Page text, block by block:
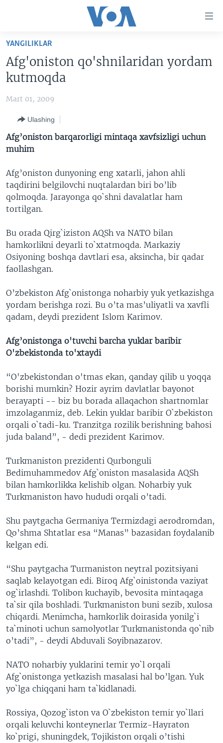
Boshiga
qayting
Qidiruvga
o'ting
AMERIKA
VATANDOSHLAR
MULTIMEDIA
XALQARO HAYOT
VASHINGTON CHOYXONASI
MOBIL-SALOM!
VIDEO
XABARLAR SURATLARDA
FACEBOOK
YOUTUBE
INSTAGRAM
ODNOKLASSNIKI
TELEGRAM
TWITTER
INGLIZ TILI DARSLARI
EDITORIAL
YANGILIKLAR
Afg'oniston qo'shnilaridan yordam
kutmoqda
Mart 01, 2009
Ulashing
Afg’oniston barqarorligi mintaqa xavfsizligi uchun
muhim
Afg’oniston dunyoning eng xatarli, jahon ahli
taqdirini belgilovchi nuqtalardan biri bo’lib
qolmoqda. Jarayonga qo`shni davalatlar ham
tortilgan.
Bu orada Qirg`iziston AQSh va NATO bilan
hamkorlikni deyarli to`xtatmoqda. Markaziy
Osiyoning boshqa davtlari esa, aksincha, bir qadar
faollashgan.
O’zbekiston Afg`onistonga noharbiy yuk yetkazishga
yordam berishga rozi. Bu o’ta mas’uliyatli va xavfli
qadam, deydi prezident Islom Karimov.
Afg’onistonga o'tuvchi barcha yuklar baribir
O'zbekistonda to'xtaydi
“O'zbekistondan o'tmas ekan, qanday qilib u yoqqa
borishi mumkin? Hozir ayrim davlatlar bayonot
berayapti -- biz bu borada allaqachon shartnomlar
imzolaganmiz, deb. Lekin yuklar baribir O`zbekiston
orqali o`tadi-ku. Tranzitga rozilik berishning bahosi
juda baland”, - dedi prezident Karimov.
Turkmaniston prezidenti Qurbonguli
Bedimuhammedov Afg`oniston masalasida AQSh
bilan hamkorlikka kelishib olgan. Noharbiy yuk
Turkmaniston havo hududi orqali o’tadi.
Shu paytgacha Germaniya Termizdagi aerodromdan,
Qo’shma Shtatlar esa “Manas” bazasidan foydalanib
kelgan edi.
“Shu paytgacha Turmaniston neytral pozitsiyani
saqlab kelayotgan edi. Biroq Afg`oinistonda vaziyat
og`irlashdi. Tolibon kuchayib, bevosita mintaqaga
ta`sir qila boshladi. Turkmaniston buni sezib, xulosa
chiqardi. Menimcha, hamkorlik doirasida yonilg`i
ta`minoti uchun samolyotlar Turkmanistonda qo`nib
o’tadi”, - deydi Abduvali Soyibnazarov.
NATO noharbiy yuklarini temir yo`l orqali
Afg`onistonga yetkazish masalasi hal bo’lgan. Yuk
yo`lga chiqqani ham ta`kidlanadi.
Rossiya, Qozog`iston va O`zbekiston temir yo`llari
orqali keluvchi konteynerlar Termiz-Hayraton
ko`prigi, shuningdek, Tojikiston orqali o’tishi